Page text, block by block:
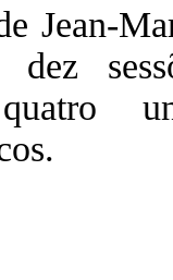
Jean-
dez